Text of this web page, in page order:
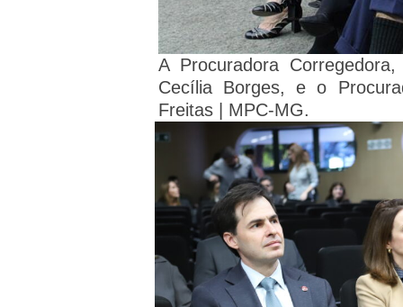
A Procuradora
Cecília Borges, e o
Freitas | MPC-MG.